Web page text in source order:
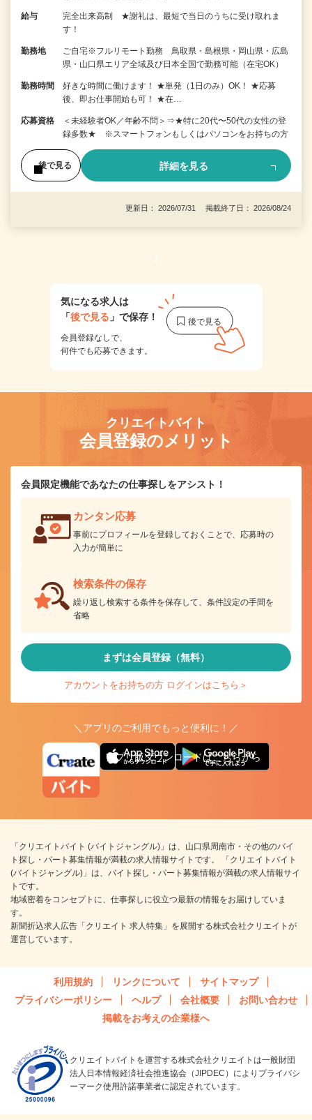
給与
完全出来高制 ★謝礼は、最短で当日のうちに受け取れま
す！
勤務地
ご自宅※フルリモート勤務 鳥取県・島根県・岡山県・広島
県・山口県エリア全域及び日本全国で勤務可能（在宅OK）
勤務時間
好きな時間に働けます！ ★単発（1日のみ）OK！ ★応募
後、即お仕事開始も可！ ★在…
応募資格
＜未経験者OK／年齢不問＞⇒★特に20代〜50代の女性の登
録多数★ ※スマートフォンもしくはパソコンをお持ちの方
後で見る 詳細を見る
更新日： 2026/07/31 掲載終了日： 2026/08/24
1
気になる求人は
「後で見る 」で保存！
会員登録なしで、
何件でも応募できます。
クリエイトバイト
会員登録のメリット
会員限定機能であなたの仕事探しをアシスト！
カンタン応募
事前にプロフィールを登録しておくことで、応募時の
入力が簡単に
検索条件の保存
繰り返し検索する条件を保存して、条件設定の手間を
省略
まずは会員登録（無料）
アカウントをお持ちの方 ログインはこちら＞
＼アプリのご利用でもっと便利に！／
アプリ版ダウンロードはこちらから
「クリエイトバイト (バイトジャングル)」は、山口県周南市・その他のバイ
ト探し・パート募集情報が満載の求人情報サイトです。 「クリエイトバイト
(バイトジャングル)」は、バイト探し・パート募集情報が満載の求人情報サイ
トです。
地域密着をコンセプトに、仕事探しに役立つ最新の情報をお届けしていま
す。
新聞折込求人広告「クリエイト 求人特集」を展開する株式会社クリエイトが
運営しています。
利用規約 リンクについて
サイトマップ
プライバシーポリシー
ヘルプ 会社概要
お問い合わせ
掲載をお考えの企業様へ
クリエイトバイトを運営する株式会社クリエイトは一般財団
法人日本情報経済社会推進協会（JIPDEC）によりプライバシ
ーマーク使用許諾事業者に認定されています。